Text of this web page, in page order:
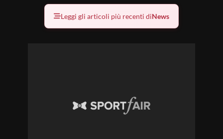
Leggi gli articoli più recenti diNews